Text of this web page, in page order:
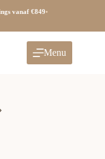
vanaf €849•
Menu